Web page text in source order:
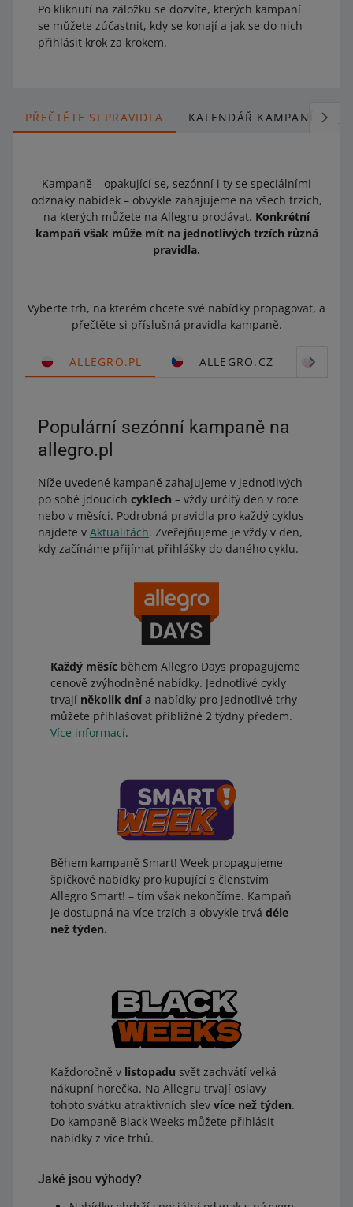
Po kliknutí na záložku se dozvíte, kterých kampaní
se můžete zúčastnit, kdy se konají a jak se do nich
přihlásit krok za krokem.
PŘEČTĚTE SI PRAVIDLA KALENDÁŘ KAMPANÍ
Kampaně – opakující se, sezónní i ty se speciálními
odznaky nabídek – obvykle zahajujeme na všech trzích,
na kterých můžete na Allegru prodávat. Konkrétní
kampaň však může mít na jednotlivých trzích různá
pravidla.
Vyberte trh, na kterém chcete své nabídky propagovat, a
přečtěte si příslušná pravidla kampaně.
ALLEGRO.PL ALLEGRO.CZ
Populární sezónní kampaně na
allegro.pl
Níže uvedené kampaně zahajujeme v jednotlivých
po sobě jdoucích cyklech – vždy určitý den v roce
nebo v měsíci. Podrobná pravidla pro každý cyklus
najdete v Aktualitách. Zveřejňujeme je vždy v den,
kdy začínáme přijímat přihlášky do daného cyklu.
Každý měsíc během Allegro Days propagujeme
cenově zvýhodněné nabídky. Jednotlivé cykly
trvají několik dnía nabídky pro jednotlivé trhy
můžete přihlašovat přibližně 2 týdny předem.
Více informací.
Během kampaně Smart! Week propagujeme
špičkové nabídky pro kupující s členstvím
Allegro Smart! – tím však nekončíme. Kampaň
je dostupná na více trzích a obvykle trvá déle
než týden.
Každoročně v listopadu svět zachvátí velká
nákupní horečka. Na Allegru trvají oslavy
tohoto svátku atraktivních slev více než týden.
Do kampaně Black Weeks můžete přihlásit
nabídky z více trhů.
Jaké jsou výhody?